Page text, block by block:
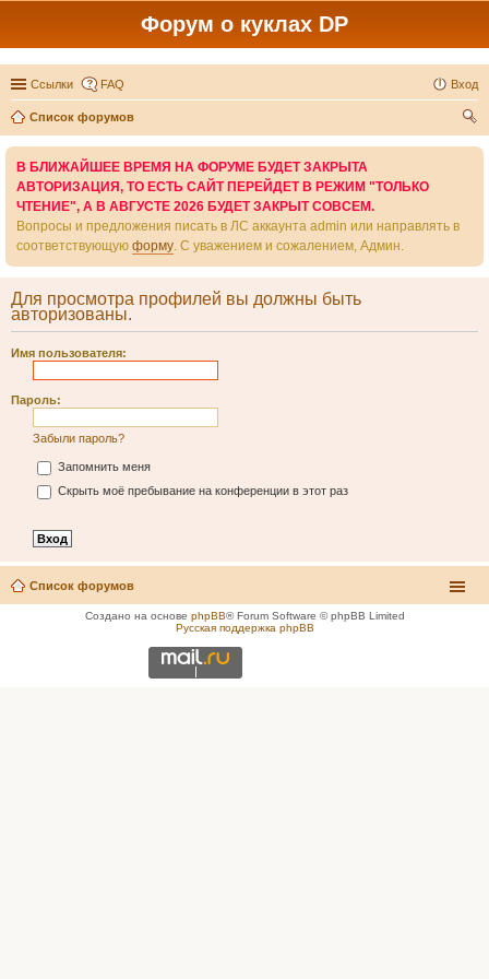
Форум о куклах DP
Ссылки FAQ Вход
Список форумов
В БЛИЖАЙШЕЕ ВРЕМЯ НА ФОРУМЕ БУДЕТ ЗАКРЫТА
АВТОРИЗАЦИЯ, ТО ЕСТЬ САЙТ ПЕРЕЙДЕТ В РЕЖИМ "ТОЛЬКО
ЧТЕНИЕ", А В АВГУСТЕ 2026 БУДЕТ ЗАКРЫТ СОВСЕМ.
Вопросы и предложения писать в ЛС аккаунта admin или направлять в
соответствующую форму. С уважением и сожалением, Админ.
Для просмотра профилей вы должны быть
авторизованы.
Имя пользователя:
Пароль:
Забыли пароль?
Запомнить меня
Скрыть моё пребывание на конференции в этот раз
Список форумов
Создано на основе phpBB® Forum Software © phpBB Limited
Русская поддержка phpBB